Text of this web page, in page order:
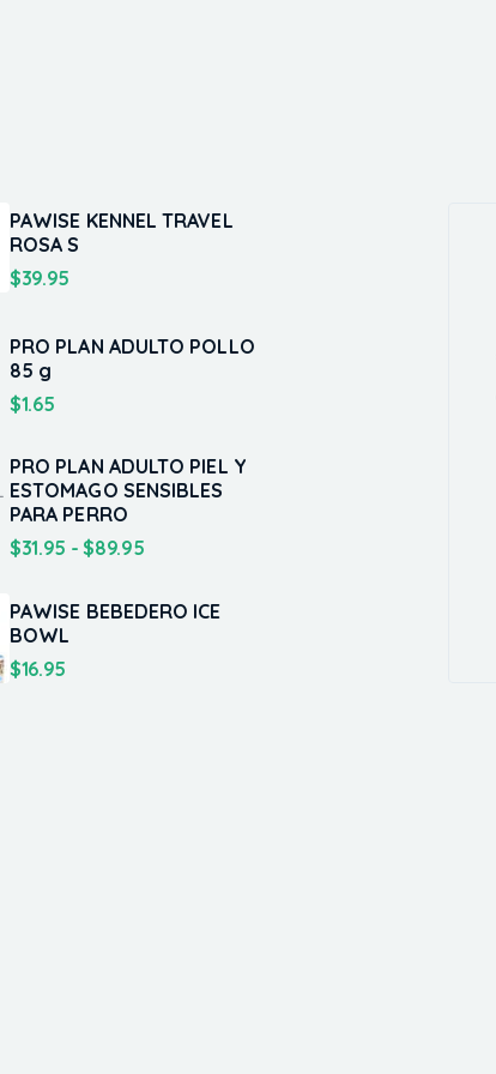
PAWISE KENNEL TRAVEL
ROSA S
$39.95
PRO PLAN ADULTO POLLO
85 g
$1.65
PRO PLAN ADULTO PIEL Y
ESTOMAGO SENSIBLES
PARA PERRO
$31.95 - $89.95
PAWISE BEBEDERO ICE
BOWL
$16.95